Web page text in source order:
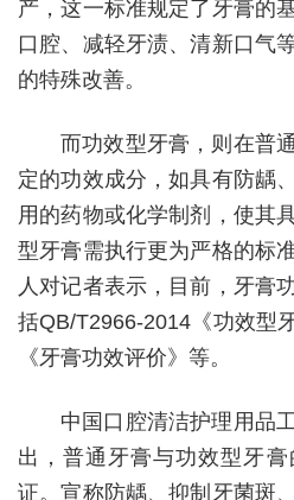
产，这一标准规定了牙膏的
口腔、减轻牙渍、清新口气
的特殊改善。
而功效型牙膏，则在普
定的功效成分，如具有防龋
用的药物或化学制剂，使其
型牙膏需执行更为严格的标
人对记者表示，目前，牙膏
括QB/T2966-2014《功效型
《牙膏功效评价》等。
中国口腔清洁护理用品
出，普通牙膏与功效型牙
证。宣称防龋、抑制牙菌斑